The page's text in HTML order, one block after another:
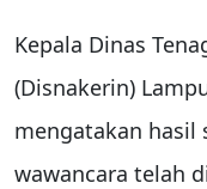
Kepala Dinas
(Disnakerin)
mengatakan hasil
wawancara telah